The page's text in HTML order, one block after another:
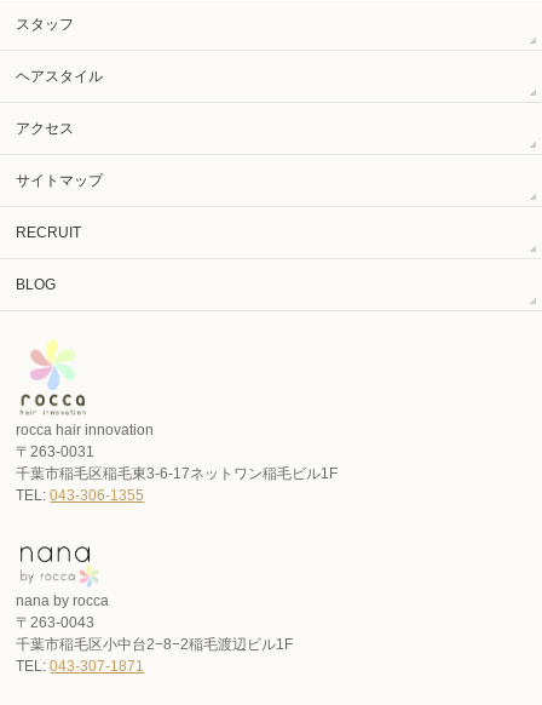
スタッフ
ヘアスタイル
アクセス
サイトマップ
RECRUIT
BLOG
rocca hair innovation
〒263-0031
千葉市稲毛区稲毛東3-6-17ネットワン稲毛ビル1F
TEL:043-306-1355
nana by rocca
〒263-0043
千葉市稲毛区小中台2−8−2稲毛渡辺ビル1F
TEL:043-307-1871